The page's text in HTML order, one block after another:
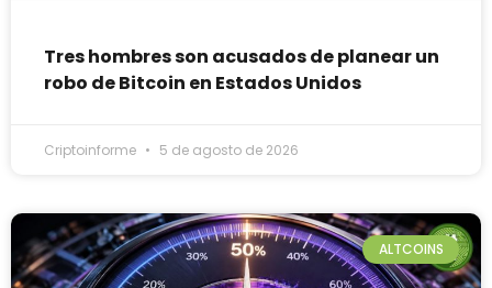
Tres hombres son acusados de planear un
robo de Bitcoin en Estados Unidos
Criptoinforme 5 de agosto de 2026
ALTCOINS